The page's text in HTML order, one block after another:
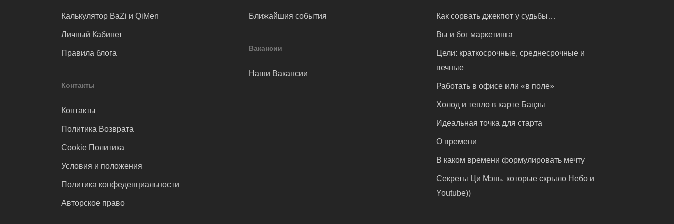
Калькулятор BaZi и QiMen
Личный Кабинет
Правила блога
Контакты
Контакты
Политика Возврата
Cookie Политика
Условия и положения
Политика конфеденциальности
Авторское право
Ближайшия события
Вакансии
Наши Вакансии
Как сорвать джекпот у судьбы…
Вы и бог маркетинга
Цели: краткосрочные, среднесрочные и
вечные
Работать в офисе или «в поле»
Холод и тепло в карте Бацзы
Идеальная точка для старта
О времени
В каком времени формулировать мечту
Секреты Ци Мэнь, которые скрыло Небо и
Youtube))